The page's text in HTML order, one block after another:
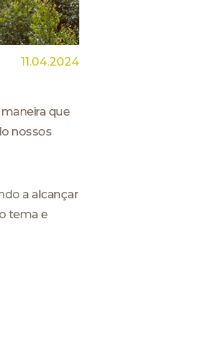
11.04.2024
que
nossos
a alcançar
tema e